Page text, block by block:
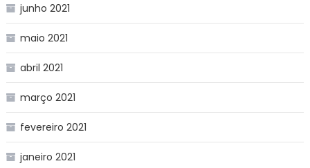
junho 2021
maio 2021
abril 2021
março 2021
fevereiro 2021
janeiro 2021